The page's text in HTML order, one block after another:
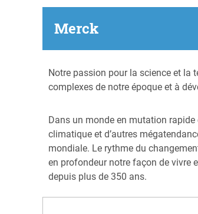
Merck
Notre passion pour la science et la
complexes de notre époque et à
Dans un monde en mutation
climatique et d’autres
mondiale. Le rythme du
en profondeur notre façon de vivre
depuis plus de 350 ans.